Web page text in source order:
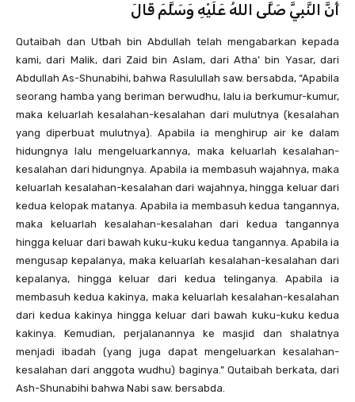
أَنَّ النَّبِيَّ صَلَّى اللهُ عَلَيْهِ وَسَلَّمَ قَالَ
Qutaibah dan Utbah bin Abdullah telah mengabarkan kepada
kami, dari Malik, dari Zaid bin Aslam, dari Atha’ bin Yasar, dari
Abdullah As-Shunabihi, bahwa Rasulullah saw. bersabda, “Apabila
seorang hamba yang beriman berwudhu, lalu ia berkumur-kumur,
maka keluarlah kesalahan-kesalahan dari mulutnya (kesalahan
yang diperbuat mulutnya). Apabila ia menghirup air ke dalam
hidungnya lalu mengeluarkannya, maka keluarlah kesalahan-
kesalahan dari hidungnya. Apabila ia membasuh wajahnya, maka
keluarlah kesalahan-kesalahan dari wajahnya, hingga keluar dari
kedua kelopak matanya. Apabila ia membasuh kedua tangannya,
maka keluarlah kesalahan-kesalahan dari kedua tangannya
hingga keluar dari bawah kuku-kuku kedua tangannya. Apabila ia
mengusap kepalanya, maka keluarlah kesalahan-kesalahan dari
kepalanya, hingga keluar dari kedua telinganya. Apabila ia
membasuh kedua kakinya, maka keluarlah kesalahan-kesalahan
dari kedua kakinya hingga keluar dari bawah kuku-kuku kedua
kakinya. Kemudian, perjalanannya ke masjid dan shalatnya
menjadi ibadah (yang juga dapat mengeluarkan kesalahan-
kesalahan dari anggota wudhu) baginya.” Qutaibah berkata, dari
Ash-Shunabihi bahwa Nabi saw. bersabda.